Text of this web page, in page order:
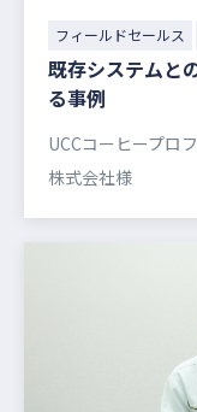
フィールドセールス
既存システムと
る事例
UCCコーヒープロ
株式会社様